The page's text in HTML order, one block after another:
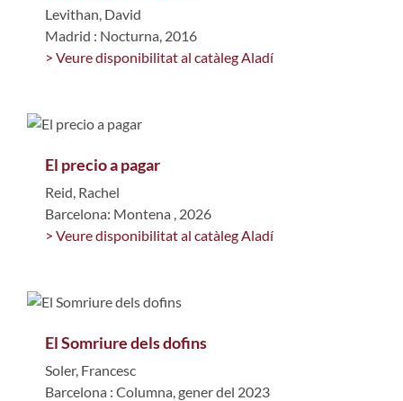
Levithan, David
Madrid : Nocturna, 2016
> Veure disponibilitat al catàleg Aladí
El precio a pagar
Reid, Rachel
Barcelona: Montena , 2026
> Veure disponibilitat al catàleg Aladí
El Somriure dels dofins
Soler, Francesc
Barcelona : Columna, gener del 2023